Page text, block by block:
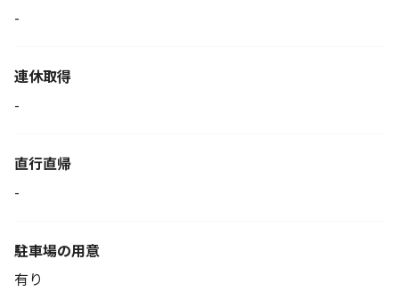
-
連休取得
-
直行直帰
-
駐車場の用意
有り